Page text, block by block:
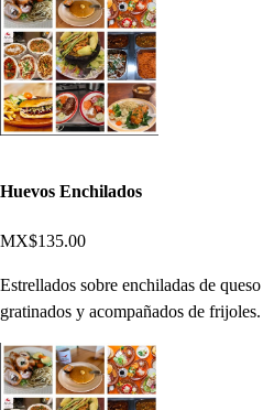
Huevos Enchilados
MX$135.00
Estrellados sobre enchiladas de
gratinados y acompañados de frijoles.